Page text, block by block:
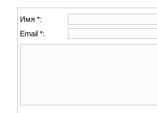
Имя *:
Email *: